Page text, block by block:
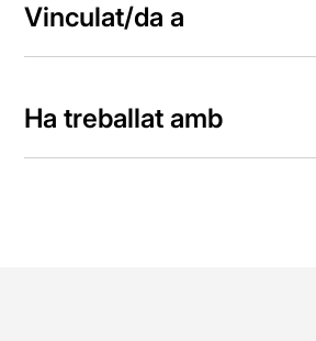
Vinculat/da a
Ha treballat amb